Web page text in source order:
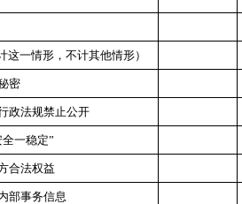
这一情形，不计其他情形）
密
政法规禁止公开
全一稳定”
合法权益
部事务信息